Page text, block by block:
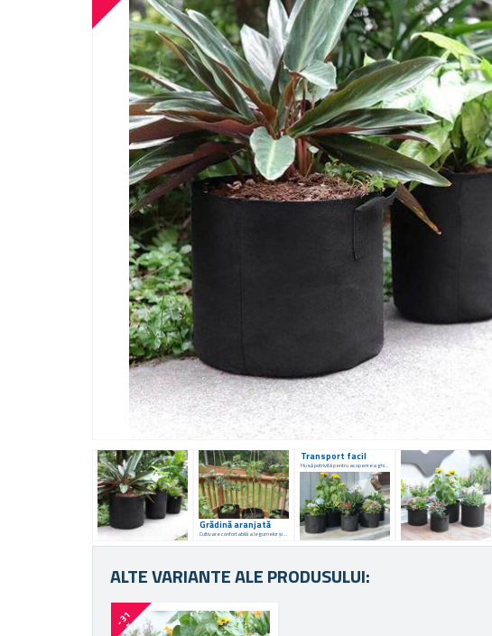
Grădină aranjată
Cultivare confortabilă a legumelor și a plantelor ornamentale
Transport facil
Husă potrivită pentru acoperirea ghivecelor inestetice
ALTE VARIANTE ALE PRODUSULUI:
-
3
1
%